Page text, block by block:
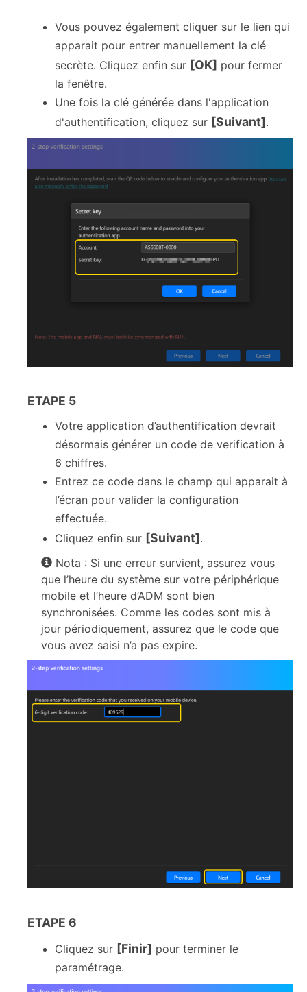
Vous pouvez également cliquer sur le lien qui
apparait pour entrer manuellement la clé
secrète. Cliquez enfin sur [OK] pour fermer
la fenêtre.
Une fois la clé générée dans l'application
d'authentification, cliquez sur [Suivant].
ETAPE 5
Votre application d’authentification devrait
désormais générer un code de verification à
6 chiffres.
Entrez ce code dans le champ qui apparait à
l’écran pour valider la configuration
effectuée.
Cliquez enfin sur [Suivant].
Nota : Si une erreur survient, assurez vous
que l’heure du système sur votre périphérique
mobile et l’heure d’ADM sont bien
synchronisées. Comme les codes sont mis à
jour périodiquement, assurez que le code que
vous avez saisi n’a pas expire.
ETAPE 6
Cliquez sur [Finir] pour terminer le
paramétrage.